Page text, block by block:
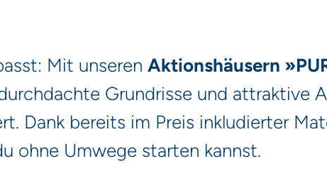
Mit unseren Aktionshäusern
Grundrisse und attraktive
Dank bereits im Preis inkludierter
ohne Umwege starten kannst.